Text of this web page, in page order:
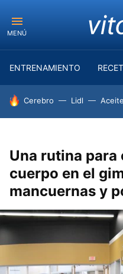
MENÚ
ENTRENAMIENTO
HOY SE HABLA DE
Cerebro Lidl Aceite
Una rutina
cuerpo en el
mancuernas y